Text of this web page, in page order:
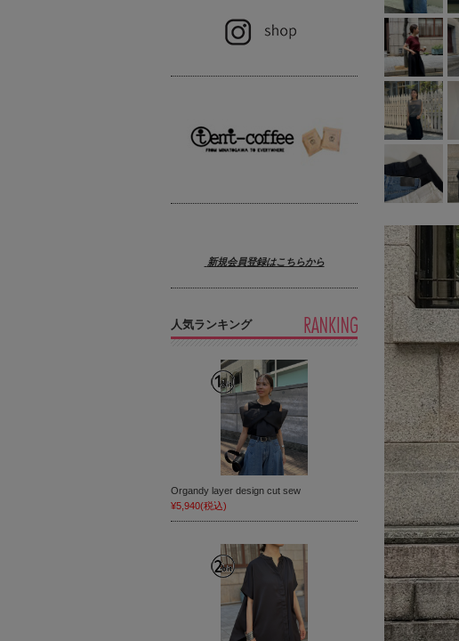
新規会員登録はこちらから
人気ランキング
Organdy layer design cut sew
¥5,940(税込)